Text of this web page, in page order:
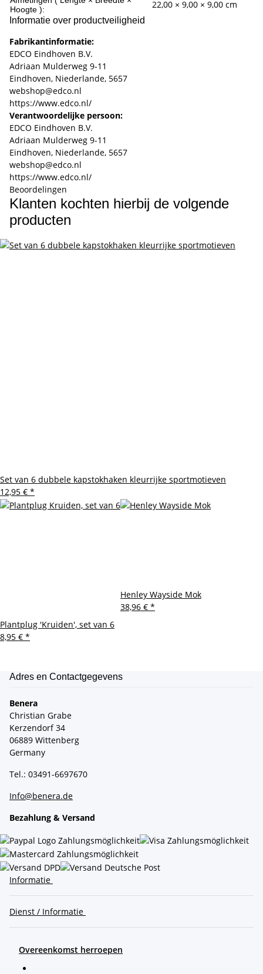
Hoogte ):
22,00 × 9,00 × 9,00 cm
Informatie over productveiligheid
Fabrikantinformatie:
EDCO Eindhoven B.V.
Adriaan Mulderweg 9-11
Eindhoven, Niederlande, 5657
webshop@edco.nl
https://www.edco.nl/
Verantwoordelijke persoon:
EDCO Eindhoven B.V.
Adriaan Mulderweg 9-11
Eindhoven, Niederlande, 5657
webshop@edco.nl
https://www.edco.nl/
Beoordelingen
Klanten kochten hierbij de volgende
producten
Set van 6 dubbele kapstokhaken kleurrijke sportmotieven
12,95 € *
Plantplug 'Kruiden', set van 6
8,95 € *
Henley Wayside Mok
38,96 € *
Adres en Contactgegevens
Benera
Christian Grabe
Kerzendorf 34
06889 Wittenberg
Germany
Tel.: 03491-6697670
Info@benera.de
Bezahlung & Versand
Informatie
Dienst / Informatie
Overeenkomst herroepen